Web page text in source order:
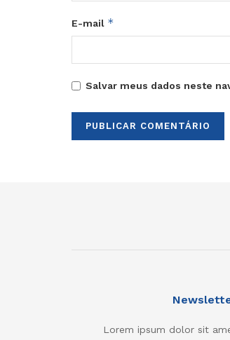
E-mail *
Salvar meus dados neste
Lorem ipsum dolor sit